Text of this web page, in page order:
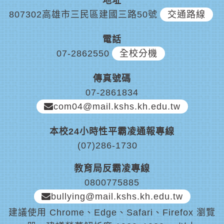
807302高雄市三民區建國三路50號
交通路線
電話
07-2862550
全校分機
傳真號碼
07-2861834
com04@mail.kshs.kh.edu.tw
本校24小時性平霸凌通報專線
(07)286-1730
教育局反霸凌專線
0800775885
bullying@mail.kshs.kh.edu.tw
建議使用 Chrome、Edge、Safari、Firefox 瀏覽